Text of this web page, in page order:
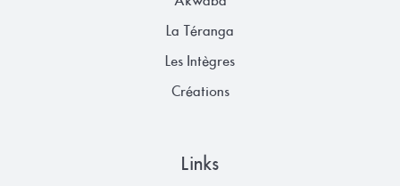
La Téranga
Les Intègres
Créations
Links